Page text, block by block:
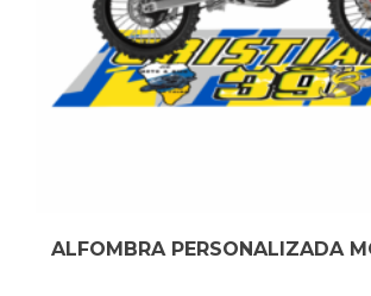
ALFOMBRA PERSONALIZADA